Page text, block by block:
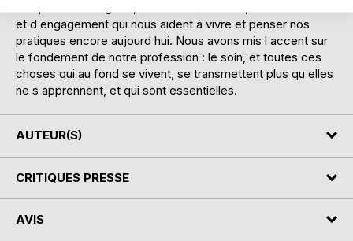
et d engagement qui nous aident à vivre et penser nos
pratiques encore aujourd hui. Nous avons mis l accent sur
le fondement de notre profession : le soin, et toutes ces
choses qui au fond se vivent, se transmettent plus qu elles
ne s apprennent, et qui sont essentielles.
AUTEUR(S)
CRITIQUES PRESSE
AVIS